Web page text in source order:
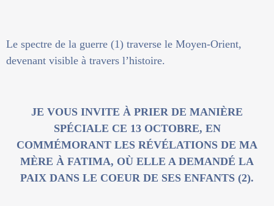
Le spectre de la guerre (1) traverse le Moyen-Orient,
devenant visible à travers l’histoire.
JE VOUS INVITE À PRIER DE MANIÈRE
SPÉCIALE CE 13 OCTOBRE, EN
COMMÉMORANT LES RÉVÉLATIONS DE MA
MÈRE À FATIMA, OÙ ELLE A DEMANDÉ LA
PAIX DANS LE COEUR DE SES ENFANTS (2).